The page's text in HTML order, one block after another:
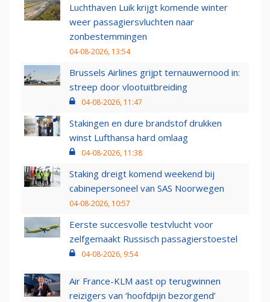
Luchthaven Luik krijgt komende winter
weer passagiersvluchten naar
zonbestemmingen
04-08-2026, 13:54
Brussels Airlines grijpt ternauwernood in:
streep door vlootuitbreiding
04-08-2026, 11:47
Stakingen en dure brandstof drukken
winst Lufthansa hard omlaag
04-08-2026, 11:38
Staking dreigt komend weekend bij
cabinepersoneel van SAS Noorwegen
04-08-2026, 10:57
Eerste succesvolle testvlucht voor
zelfgemaakt Russisch passagierstoestel
04-08-2026, 9:54
Air France-KLM aast op terugwinnen
reizigers van ‘hoofdpijn bezorgend’